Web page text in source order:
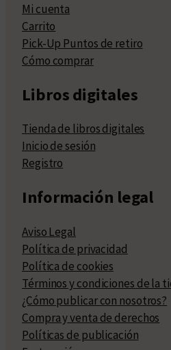
Mi cuenta
Carrito
Pick-Up Puntos de retiro
Cómo comprar
Libros digitales
Tienda de libros digitales
Inicio de sesión
Registro
Información legal
Aviso Legal
Política de privacidad
Política de cookies
Términos y condiciones de la
¿Cómo publicar con nosotros?
Compra y venta de derechos
Políticas de publicación